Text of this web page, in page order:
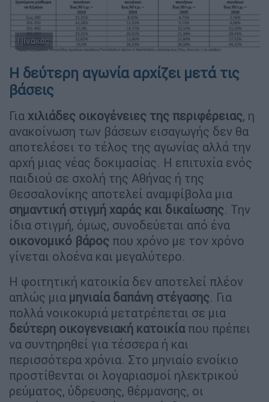
Πίνακας
Η δεύτερη αγωνία αρχίζει μετά τις
βάσεις
Για χιλιάδες οικογένειες της περιφέρειας, η
ανακοίνωση των βάσεων εισαγωγής δεν θα
αποτελέσει το τέλος της αγωνίας αλλά την
αρχή μιας νέας δοκιμασίας. Η επιτυχία ενός
παιδιού σε σχολή της Αθήνας ή της
Θεσσαλονίκης αποτελεί αναμφίβολα μια
σημαντική στιγμή χαράς και δικαίωσης. Την
ίδια στιγμή, όμως, συνοδεύεται από ένα
οικονομικό βάρος που χρόνο με τον χρόνο
γίνεται ολοένα και μεγαλύτερο.
Η φοιτητική κατοικία δεν αποτελεί πλέον
απλώς μια μηνιαία δαπάνη στέγασης. Για
πολλά νοικοκυριά μετατρέπεται σε μια
δεύτερη οικογενειακή κατοικίαπου πρέπει
να συντηρηθεί για τέσσερα ή και
περισσότερα χρόνια. Στο μηνιαίο ενοίκιο
προστίθενται οι λογαριασμοί ηλεκτρικού
ρεύματος, ύδρευσης, θέρμανσης, οι